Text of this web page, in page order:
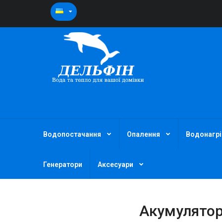
Водопостачання Опалення
Генератори Аксесуари